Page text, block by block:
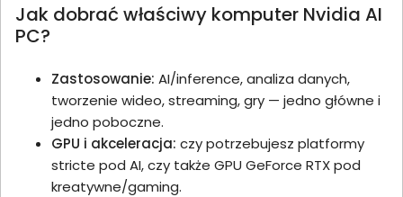
Jak dobrać właściwy komputer Nvidia AI
PC?
Zastosowanie: AI/inference, analiza danych,
tworzenie wideo, streaming, gry — jedno główne i
jedno poboczne.
GPU i akceleracja: czy potrzebujesz platformy
stricte pod AI, czy także GPU GeForce RTX pod
kreatywne/gaming.